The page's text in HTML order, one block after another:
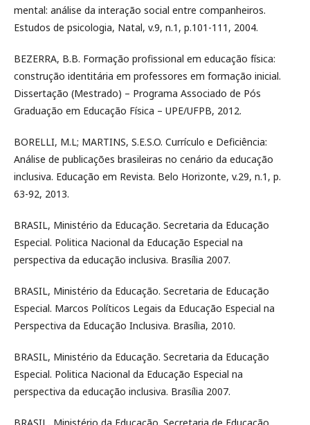
mental: análise da interação social entre companheiros.
Estudos de psicologia, Natal, v.9, n.1, p.101-111, 2004.
BEZERRA, B.B. Formação profissional em educação física:
construção identitária em professores em formação inicial.
Dissertação (Mestrado) – Programa Associado de Pós
Graduação em Educação Física – UPE/UFPB, 2012.
BORELLI, M.L; MARTINS, S.E.S.O. Currículo e Deficiência:
Análise de publicações brasileiras no cenário da educação
inclusiva. Educação em Revista. Belo Horizonte, v.29, n.1, p.
63-92, 2013.
BRASIL, Ministério da Educação. Secretaria da Educação
Especial. Politica Nacional da Educação Especial na
perspectiva da educação inclusiva. Brasília 2007.
BRASIL, Ministério da Educação. Secretaria de Educação
Especial. Marcos Políticos Legais da Educação Especial na
Perspectiva da Educação Inclusiva. Brasília, 2010.
BRASIL, Ministério da Educação. Secretaria da Educação
Especial. Politica Nacional da Educação Especial na
perspectiva da educação inclusiva. Brasília 2007.